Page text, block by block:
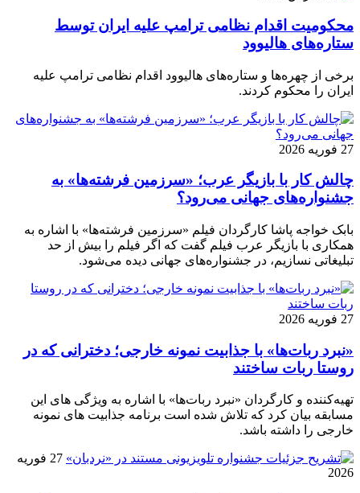
محکومیت اقدام نظامی ترامپ علیه ایران توسط
ستاره‌های هالیوود
برخی از چهره‌ها و ستاره‌های هالیوود اقدام نظامی ترامپ علیه
ایران را محکوم کردند.
27 فوریه 2026
چالش کار با بازیگر عرب؛ «سرزمین فرشته‌ها» به
جشنواره‌های جهانی می‌رود؟
بابک خواجه پاشا کارگردان فیلم «سرزمین فرشته‌ها» با اشاره به
همکاری با بازیگر عرب فیلم گفت که اگر فیلم را بیش از حد
تبلیغاتی نسازیم، در جشنواره‌های جهانی دیده می‌شود.
27 فوریه 2026
«نبرد ربات‌ها» با جذابیت نمونه خارجی؛ دخترانی که در
روستا ربات ساختند
تهیه‌کننده و کارگردان «نبرد ربات‌ها» با اشاره به ویژگی های این
مسابقه بیان کرد که تلاش شده است برنامه جذابیت های نمونه
خارجی را داشته باشد.
27 فوریه
2026